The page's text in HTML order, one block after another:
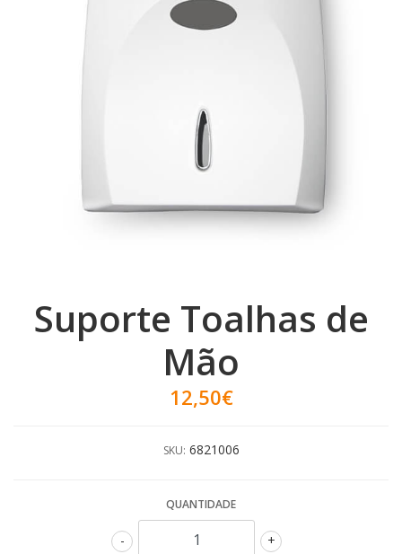
Suporte Toalhas de
Mão
12,50€
SKU: 6821006
QUANTIDADE
+
-